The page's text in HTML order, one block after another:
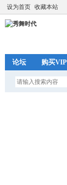
设为首页 收藏本站
论坛 购买VIP